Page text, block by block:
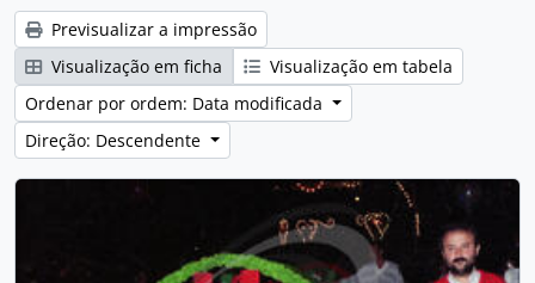
Previsualizar a impressão
Visualização em ficha
Visualização em tabela
Ordenar por ordem: Data modificada
Direção: Descendente